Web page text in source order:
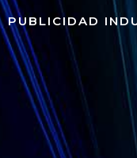
PUBLICIDAD